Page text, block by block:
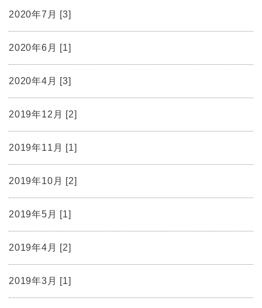
2020年7月 [3]
2020年6月 [1]
2020年4月 [3]
2019年12月 [2]
2019年11月 [1]
2019年10月 [2]
2019年5月 [1]
2019年4月 [2]
2019年3月 [1]